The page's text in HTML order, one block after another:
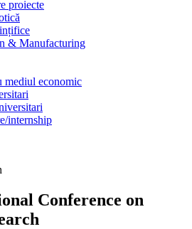
proiecte
& Manufacturing
mediul economic
internship
Conference on